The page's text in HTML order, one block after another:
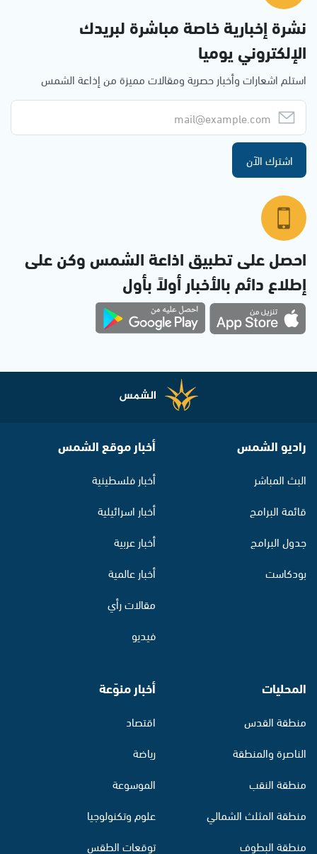
نشرة إخبارية خاصة مباشرة لبريدك
الإلكتروني يوميا
استلم اشعارات وأخبار حصرية ومقالات مميزة من إذاعة الشمس
اشترك الآن
احصل على تطبيق اذاعة الشمس وكن على
إطلاع دائم بالأخبار أولاً بأول
راديو الشمس
البث المباشر
قائمة البرامج
جدول البرامج
بودكاست
أخبار موقع الشمس
أخبار فلسطينية
أخبار اسرائيلية
أخبار عربية
أخبار عالمية
مقالات رأي
فيديو
المحليات
منطقة القدس
الناصرة والمنطقة
منطقة النقب
منطقة المثلث الشمالي
منطقة البطوف
أخبار منوّعة
اقتصاد
رياضة
الموسوعة
علوم وتكنولوجيا
توقعات الطقس